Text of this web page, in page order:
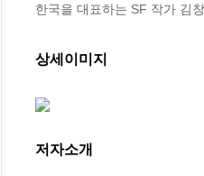
한국을 대표하는 SF 작가 김
상세이미지
저자소개